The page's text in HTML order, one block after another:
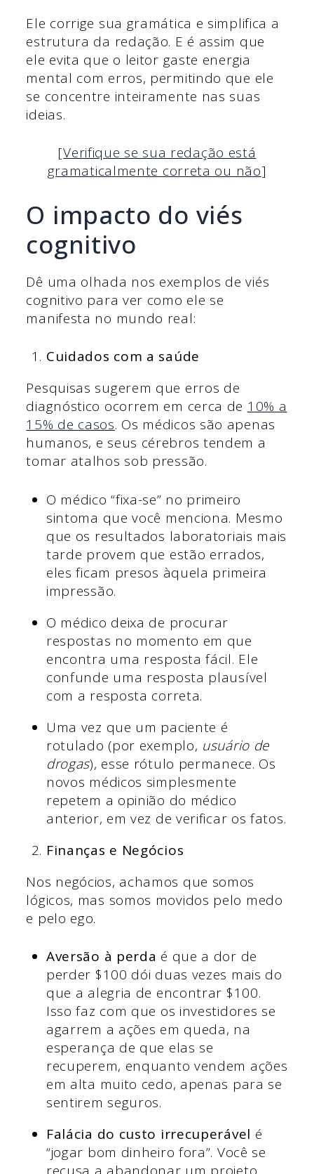
Ele corrige sua gramática e simplifica a
estrutura da redação. E é assim que
ele evita que o leitor gaste energia
mental com erros, permitindo que ele
se concentre inteiramente nas suas
ideias.
[Verifique se sua redação está
gramaticalmente correta ou não]
O impacto do viés
cognitivo
Dê uma olhada nos exemplos de viés
cognitivo para ver como ele se
manifesta no mundo real:
Cuidados com a saúde
Pesquisas sugerem que erros de
diagnóstico ocorrem em cerca de 10% a
15% de casos. Os médicos são apenas
humanos, e seus cérebros tendem a
tomar atalhos sob pressão.
O médico “fixa-se” no primeiro
sintoma que você menciona. Mesmo
que os resultados laboratoriais mais
tarde provem que estão errados,
eles ficam presos àquela primeira
impressão.
O médico deixa de procurar
respostas no momento em que
encontra uma resposta fácil. Ele
confunde uma resposta plausível
com a resposta correta.
Uma vez que um paciente é
rotulado (por exemplo, usuário de
drogas), esse rótulo permanece. Os
novos médicos simplesmente
repetem a opinião do médico
anterior, em vez de verificar os fatos.
Finanças e Negócios
Nos negócios, achamos que somos
lógicos, mas somos movidos pelo medo
e pelo ego.
Aversão à perda é que a dor de
perder $100 dói duas vezes mais do
que a alegria de encontrar $100.
Isso faz com que os investidores se
agarrem a ações em queda, na
esperança de que elas se
recuperem, enquanto vendem ações
em alta muito cedo, apenas para se
sentirem seguros.
Falácia do custo irrecuperável é
“jogar bom dinheiro fora”. Você se